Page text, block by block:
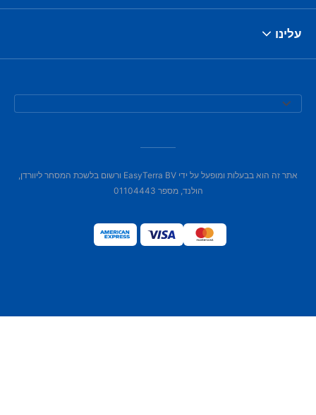
עלינו
אתר זה הוא בבעלות ומופעל על ידי EasyTerra BV ורשום בלשכת המסחר ליוורדן,
הולנד, מספר 01104443